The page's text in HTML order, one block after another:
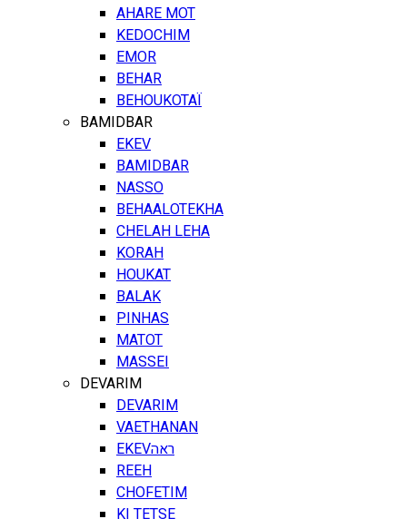
AHARE MOT
KEDOCHIM
EMOR
BEHAR
BEHOUKOTAÏ
BAMIDBAR
EKEV
BAMIDBAR
NASSO
BEHAALOTEKHA
CHELAH LEHA
KORAH
HOUKAT
BALAK
PINHAS
MATOT
MASSEI
DEVARIM
DEVARIM
VAETHANAN
EKEVראה
REEH
CHOFETIM